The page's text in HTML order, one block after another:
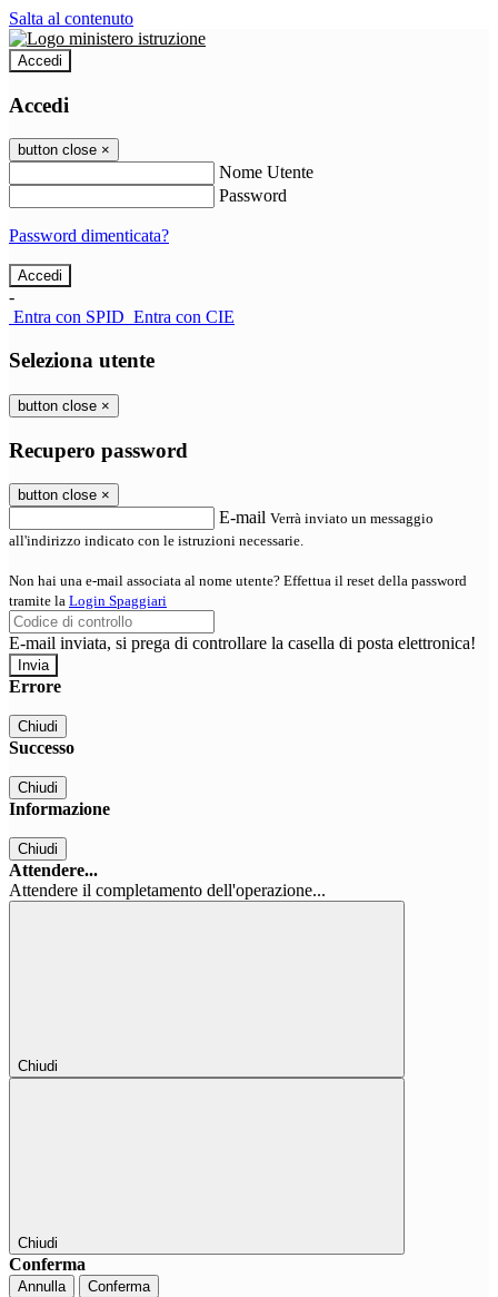
Salta al contenuto
Accedi
Accedi
button close ×
Nome Utente
Password
Password dimenticata?
-
Entra con SPID Entra con CIE
Seleziona utente
button close ×
Recupero password
button close ×
E-mail Verrà inviato un messaggio
all'indirizzo indicato con le istruzioni necessarie.
Non hai una e-mail associata al nome utente? Effettua il reset della password
tramite la Login Spaggiari
E-mail inviata, si prega di controllare la casella di posta elettronica!
Errore
Chiudi
Successo
Chiudi
Informazione
Chiudi
Attendere...
Attendere il completamento dell'operazione...
Chiudi
Chiudi
Conferma
Annulla Conferma